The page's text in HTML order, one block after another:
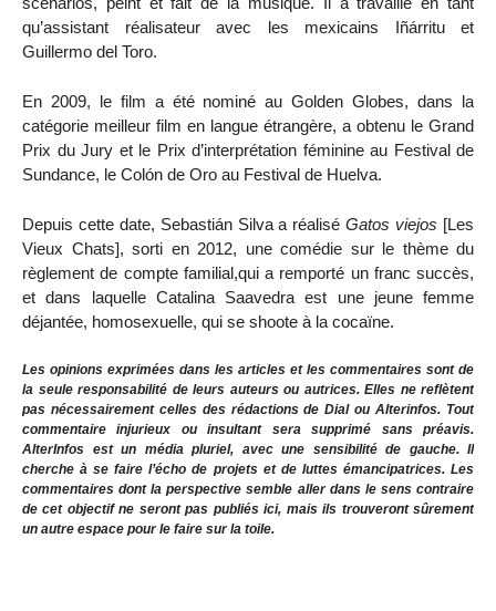
qu’assistant réalisateur avec les mexicains Iñárritu et
Guillermo del Toro.
En 2009, le film a été nominé au Golden Globes, dans la
catégorie meilleur film en langue étrangère, a obtenu le Grand
Prix du Jury et le Prix d’interprétation féminine au Festival de
Sundance, le Colón de Oro au Festival de Huelva.
Depuis cette date, Sebastián Silva a réaliséGatos viejos [Les
Vieux Chats], sorti en 2012, une comédie sur le thème du
règlement de compte familial,qui a remporté un franc succès,
et dans laquelle Catalina Saavedra est une jeune femme
déjantée, homosexuelle, qui se shoote à la cocaïne.
Les opinions exprimées dans les articles et les commentaires sont de
la seule responsabilité de leurs auteurs ou autrices. Elles ne reflètent
pas nécessairement celles des rédactions de Dial ou Alterinfos. Tout
commentaire injurieux ou insultant sera supprimé sans préavis.
AlterInfos est un média pluriel, avec une sensibilité de gauche. Il
cherche à se faire l’écho de projets et de luttes émancipatrices. Les
commentaires dont la perspective semble aller dans le sens contraire
de cet objectif ne seront pas publiés ici, mais ils trouveront sûrement
un autre espace pour le faire sur la toile.